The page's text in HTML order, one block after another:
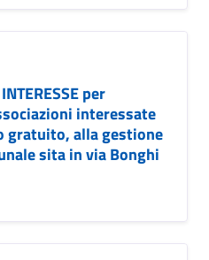
per
interessate
gratuito, alla gestione
sita in via Bonghi